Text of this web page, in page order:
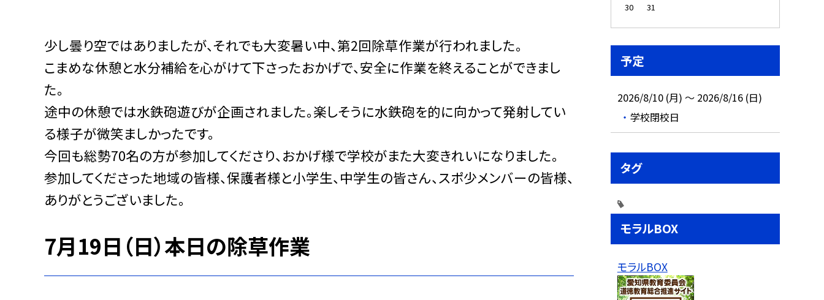
少し曇り空ではありましたが、それでも大変暑い中、第2回除草作業が行われました。
こまめな休憩と水分補給を心がけて下さったおかげで、安全に作業を終えることができまし
た。
途中の休憩では水鉄砲遊びが企画されました。楽しそうに水鉄砲を的に向かって発射してい
る様子が微笑ましかったです。
今回も総勢70名の方が参加してくださり、おかげ様で学校がまた大変きれいになりました。
参加してくださった地域の皆様、保護者様と小学生、中学生の皆さん、スポ少メンバーの皆様、
ありがとうございました。
7月19日（日）本日の除草作業
30
31
予定
2026/8/10 (月) ～ 2026/8/16 (日)
学校閉校日
タグ
モラルBOX
モラルBOX